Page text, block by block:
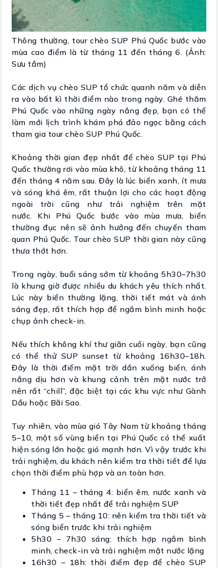
Thông thường, tour chèo SUP Phú Quốc bước vào
mùa cao điểm là từ tháng 11 đến tháng 6. (Ảnh:
Sưu tầm)
Các dịch vụ chèo SUP tổ chức quanh năm và diễn
ra vào bất kì thời điểm nào trong ngày. Ghé thăm
Phú Quốc vào những ngày nắng đẹp, bạn có thể
làm mới lịch trình khám phá đảo ngọc bằng cách
tham gia tour chèo SUP Phú Quốc.
Khoảng thời gian đẹp nhất để chèo SUP tại Phú
Quốc thường rơi vào mùa khô, từ khoảng tháng 11
đến tháng 4 năm sau. Đây là lúc biển xanh, ít mưa
và sóng khá êm, rất thuận lợi cho các hoạt động
ngoài trời cũng như trải nghiệm trên mặt
nước. Khi Phú Quốc bước vào mùa mưa, biển
thường đục nên sẽ ảnh hưởng đến chuyến tham
quan Phú Quốc. Tour chèo SUP thời gian này cũng
thưa thớt hơn.
Trong ngày, buổi sáng sớm từ khoảng 5h30–7h30
là khung giờ được nhiều du khách yêu thích nhất.
Lúc này biển thường lặng, thời tiết mát và ánh
sáng đẹp, rất thích hợp để ngắm bình minh hoặc
chụp ảnh check-in.
Nếu thích không khí thư giãn cuối ngày, bạn cũng
có thể thử SUP sunset từ khoảng 16h30–18h.
Đây là thời điểm mặt trời dần xuống biển, ánh
nắng dịu hơn và khung cảnh trên mặt nước trở
nên rất “chill”, đặc biệt tại các khu vực như Gành
Dầu hoặc Bãi Sao.
Tuy nhiên, vào mùa gió Tây Nam từ khoảng tháng
5–10, một số vùng biển tại Phú Quốc có thể xuất
hiện sóng lớn hoặc gió mạnh hơn. Vì vậy trước khi
trải nghiệm, du khách nên kiểm tra thời tiết để lựa
chọn thời điểm phù hợp và an toàn hơn.
Tháng 11 – tháng 4: biển êm, nước xanh và
thời tiết đẹp nhất để trải nghiệm SUP
Tháng 5 – tháng 10: nên kiểm tra thời tiết và
sóng biển trước khi trải nghiệm
5h30 – 7h30 sáng: thích hợp ngắm bình
minh, check-in và trải nghiệm mặt nước lặng
16h30 – 18h: thời điểm đẹp để chèo SUP